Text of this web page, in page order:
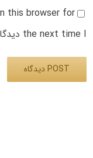
this browser for
the next time I دیدگاه.